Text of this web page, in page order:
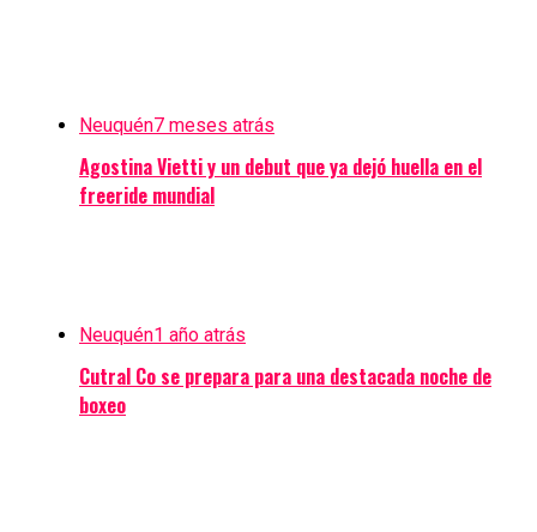
Neuquén7 meses atrás
Agostina Vietti y un debut que ya dejó huella en el
freeride mundial
Neuquén1 año atrás
Cutral Co se prepara para una destacada noche de
boxeo